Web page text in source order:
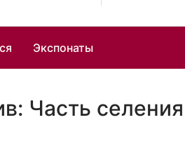
Экспонаты
Часть